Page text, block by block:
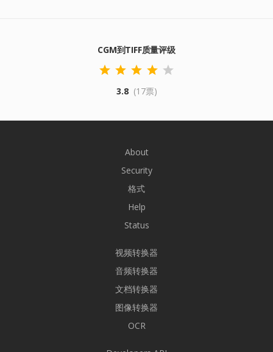
CGM到TIFF质量评级
3.8 (17票)
About
Security
格式
Help
Status
视频转换器
音频转换器
文档转换器
图像转换器
OCR